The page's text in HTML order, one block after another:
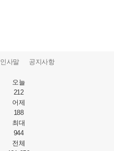
인사말 공지사항
오늘
212
어제
188
최대
944
전체